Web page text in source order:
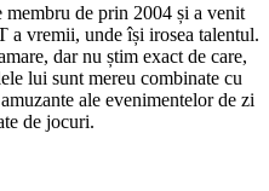
membru de prin 2004 și a venit
a vremii, unde își irosea talentul.
dar nu știm exact de care,
lui sunt mereu combinate cu
ale evenimentelor de zi
de jocuri.